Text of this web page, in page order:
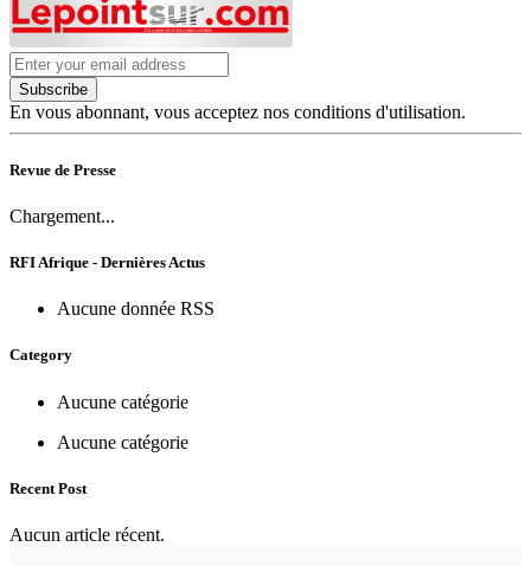
Subscribe
En vous abonnant, vous acceptez nos conditions d'utilisation.
Revue de Presse
Chargement...
RFI Afrique - Dernières Actus
Aucune donnée RSS
Category
Aucune catégorie
Aucune catégorie
Recent Post
Aucun article récent.